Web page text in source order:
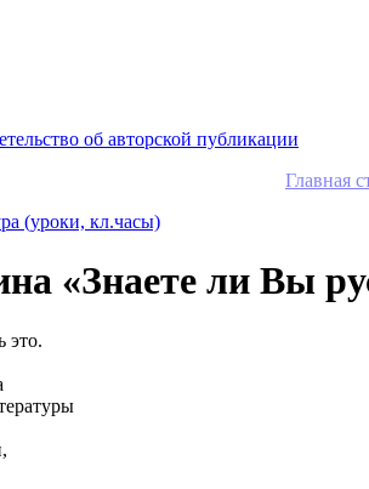
об авторской публикации
Главная
(уроки, кл.часы)
«Знаете ли Вы
это.